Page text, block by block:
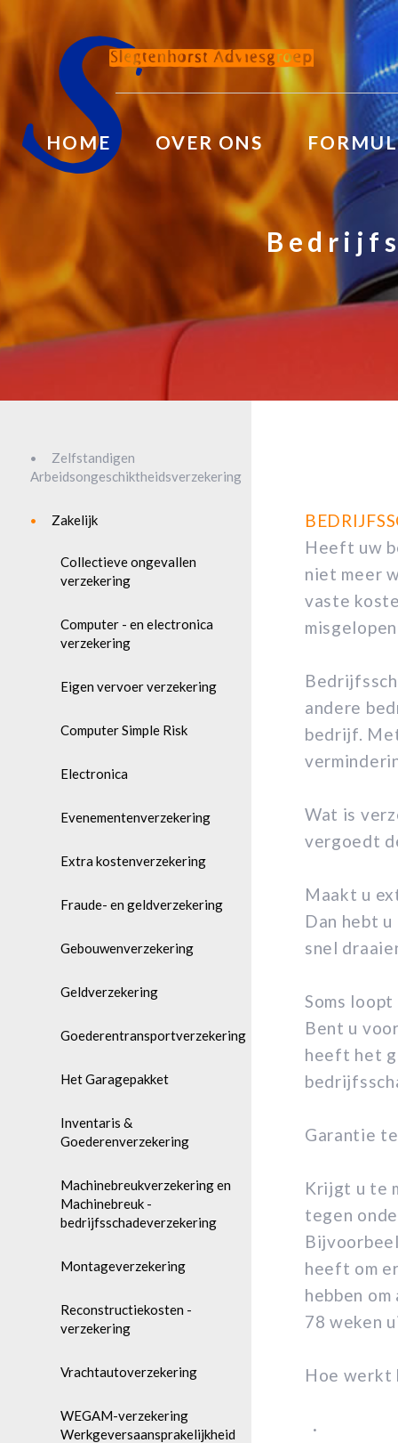
HOME OVER ONS
Zelfstandigen
Arbeidsongeschiktheidsverzekering
Zakelijk
Collectieve ongevallen
verzekering
Computer - en electronica
verzekering
Eigen vervoer verzekering
Computer Simple Risk
Electronica
Evenementenverzekering
Extra kostenverzekering
Fraude- en geldverzekering
Gebouwenverzekering
Geldverzekering
Goederentransportverzekering
Het Garagepakket
Inventaris &
Goederenverzekering
Machinebreukverzekering en
Machinebreuk -
bedrijfsschadeverzekering
Montageverzekering
Reconstructiekosten -
verzekering
Vrachtautoverzekering
WEGAM-verzekering
Werkgeversaansprakelijkheid
Heeft uw
niet meer
vaste
andere
bedrijf.
Wat is
vergoedt
Maakt u
Dan hebt
snel
Soms
Bent u
heeft het
Garantie
Krijgt u te
tegen
heeft om
hebben
78 weken
Hoe werkt
· U